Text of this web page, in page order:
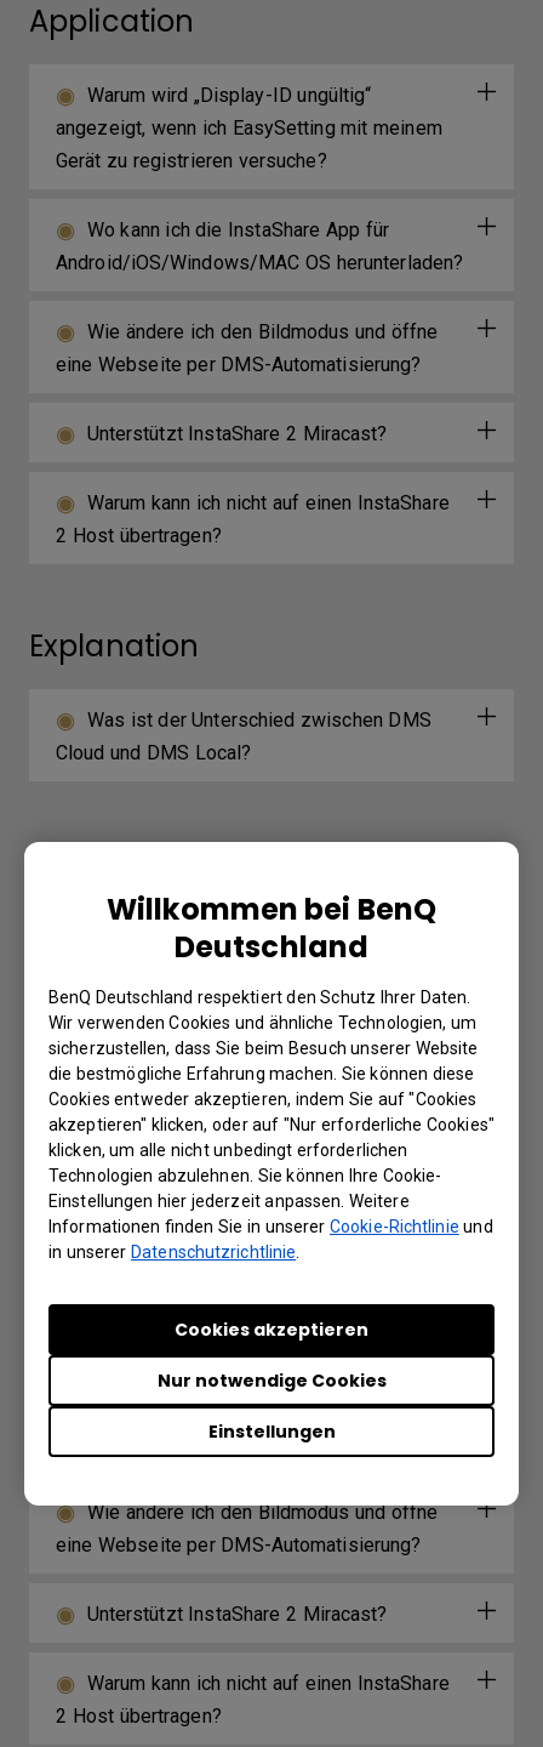
Willkommen bei BenQ
Deutschland
BenQ Deutschland respektiert den Schutz Ihrer Daten.
Wir verwenden Cookies und ähnliche Technologien, um
sicherzustellen, dass Sie beim Besuch unserer Website
die bestmögliche Erfahrung machen. Sie können diese
Cookies entweder akzeptieren, indem Sie auf "Cookies
akzeptieren" klicken, oder auf "Nur erforderliche Cookies"
klicken, um alle nicht unbedingt erforderlichen
Technologien abzulehnen. Sie können Ihre Cookie-
Einstellungen hier jederzeit anpassen. Weitere
Informationen finden Sie in unsererCookie-Richtlinie und
in unsererDatenschutzrichtlinie
Einstellungen
Nur notwendige Cookies
Cookies akzeptieren
Application
Warum wird „Display-ID ungültig“
angezeigt, wenn ich EasySetting mit meinem
Gerät zu registrieren versuche?
Wo kann ich die InstaShare App für
Android/iOS/Windows/MAC OS herunterladen?
Wie ändere ich den Bildmodus und öffne
eine Webseite per DMS-Automatisierung?
Unterstützt InstaShare 2 Miracast?
Warum kann ich nicht auf einen InstaShare
2 Host übertragen?
Explanation
Was ist der Unterschied zwischen DMS
Cloud und DMS Local?
Warum wird auf dem Gerät keine „Display-
Warum kann ich den Bildschirm meines
Laptops mit InstaShare2 Miracast P2P nicht
übertragen?
Was ist der Unterschied zwischen DMS
Cloud und DMS Local?
angezeigt, wenn ich EasySetting mit meinem
Gerät zu registrieren versuche?
Wo kann ich die InstaShare App für
Android/iOS/Windows/MAC OS herunterladen?
Wie ändere ich den Bildmodus und öffne
eine Webseite per DMS-Automatisierung?
Unterstützt InstaShare 2 Miracast?
Warum kann ich nicht auf einen InstaShare
2 Host übertragen?